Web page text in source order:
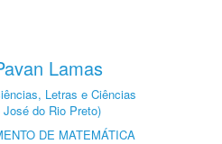
Lamas
Letras e Ciências
do Rio Preto)
DE MATEMÁTICA